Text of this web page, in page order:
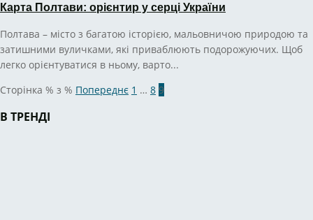
Карта Полтави: орієнтир у серці України
Полтава – місто з багатою історією, мальовничою природою та
затишними вуличками, які приваблюють подорожуючих. Щоб
легко орієнтуватися в ньому, варто...
Сторінка % з % Попереднє 1 … 8 9
В ТРЕНДІ